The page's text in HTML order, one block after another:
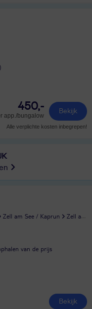
450,-
app./bungalow
Bekijk
Alle verplichte kosten inbegrepen!
Zell am See / Kaprun Zell am See
van de prijs
Bekijk